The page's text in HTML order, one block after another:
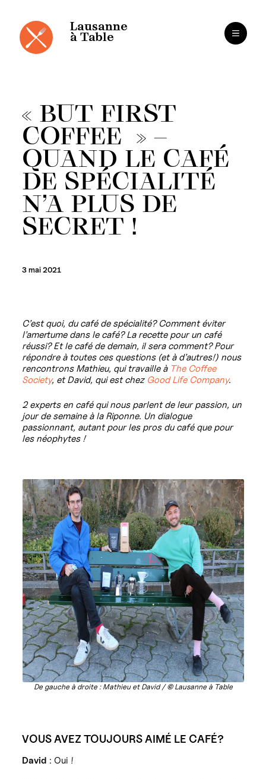
contenu
Lausanne
à Table
« BUT FIRST
COFFEE » –
QUAND LE CAFÉ
DE SPÉCIALITÉ
N’A PLUS DE
SECRET !
3 mai 2021
C’est quoi, du café de spécialité? Comment éviter
l’amertume dans le café? La recette pour un café
réussi? Et le café de demain, il sera comment? Pour
répondre à toutes ces questions (et à d’autres!) nous
rencontrons Mathieu, qui travaille à The Coffee
Society, et David, qui est chez Good Life Company.
2 experts en café qui nous parlent de leur passion, un
jour de semaine à la Riponne. Un dialogue
passionnant, autant pour les pros du café que pour
les néophytes !
De gauche à droite : Mathieu et David /©Lausanne à Table
VOUS AVEZ TOUJOURS AIMÉ LE CAFÉ?
David : Oui !